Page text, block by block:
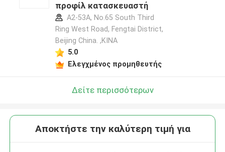
προφίλ κατασκευαστή
A2-53A, No.65 South Third
Ring West Road, Fengtai District,
Beijing China. ,ΚΙΝΑ
5.0
Ελεγχμένος προμηθευτής
Δείτε περισσότερων
Αποκτήστε την καλύτερη τιμή για